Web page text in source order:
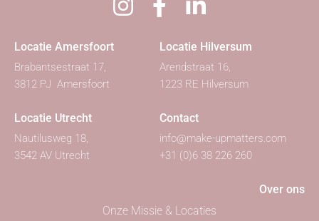
Locatie Amersfoort
Brabantsestraat 17,
3812 PJ Amersfoort
Locatie Hilversum
Arendstraat 16,
1223 RE Hilversum
Locatie Utrecht
Nautilusweg 18,
3542 AV Utrecht
Contact
info@make-upmatters.com
+31 (0)6 38 226 260
Over ons
Onze Missie & Locaties